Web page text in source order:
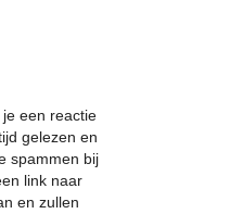
een reactie
gelezen en
spammen bij
link naar
en zullen